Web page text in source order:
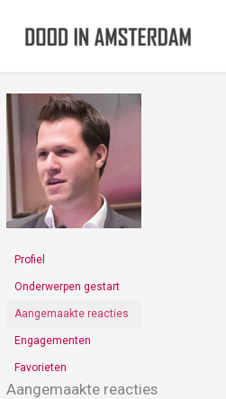
Profiel
Onderwerpen gestart
Aangemaakte reacties
Engagementen
Favorieten
Aangemaakte reacties